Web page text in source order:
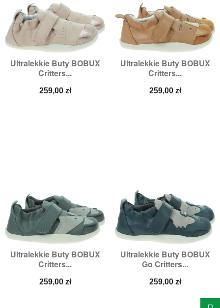
Ultralekkie Buty BOBUX
Critters...
Cena
259,00 zł
Ultralekkie Buty BOBUX
Critters...
Cena
259,00 zł
Ultralekkie Buty BOBUX
Critters...
Cena
259,00 zł
Ultralekkie Buty BOBUX
Go Critters...
Cena
259,00 zł